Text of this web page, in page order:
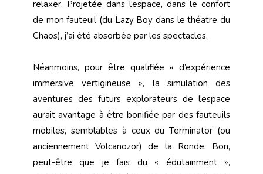
relaxer. Projetée dans l’espace, dans le confort
de mon fauteuil (du Lazy Boy dans le théatre du
Chaos), j’ai été absorbée par les spectacles.
Néanmoins, pour être qualifiée « d’expérience
immersive vertigineuse », la simulation des
aventures des futurs explorateurs de l’espace
aurait avantage à être bonifiée par des fauteuils
mobiles, semblables à ceux du Terminator (ou
anciennement Volcanozor) de la Ronde. Bon,
peut-être que je fais du « édutainment »,